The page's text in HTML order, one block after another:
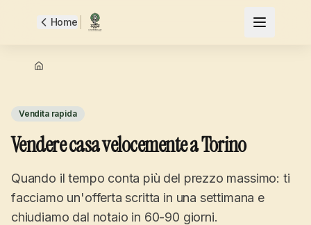
Home
Vendita rapida
Vendere casa velocemente a Torino
Quando il tempo conta più del prezzo massimo: ti
facciamo un'offerta scritta in una settimana e
chiudiamo dal notaio in 60-90 giorni.